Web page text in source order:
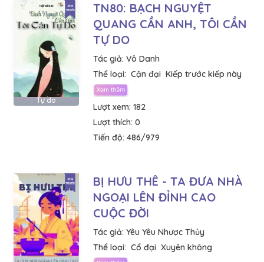
Tự do
TN80: BẠCH NGUYỆT
QUANG CẦN ANH, TÔI CẦN
TỰ DO
Tác giả: Vô Danh
Thể loại: Cận đại Kiếp trước kiếp này
Lượt xem: 182
Lượt thích: 0
Tiến độ: 486/979
BỊ HƯU THÊ - TA ĐƯA NHÀ
NGOẠI LÊN ĐỈNH CAO
CUỘC ĐỜI
Tác giả: Yêu Yêu Nhược Thủy
Thể loại: Cổ đại Xuyên không